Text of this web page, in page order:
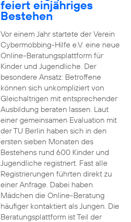
feiert einjähriges
Bestehen
Vor einem Jahr startete der Verein
Cybermobbing-Hilfe e.V. eine neue
Online-Beratungsplattform für
Kinder und Jugendliche. Der
besondere Ansatz: Betroffene
können sich unkompliziert von
Gleichaltrigen mit entsprechender
Ausbildung beraten lassen. Laut
einer gemeinsamen Evaluation mit
der TU Berlin haben sich in den
ersten sieben Monaten des
Bestehens rund 600 Kinder und
Jugendliche registriert. Fast alle
Registrierungen führten direkt zu
einer Anfrage. Dabei haben
Mädchen die Online-Beratung
häufiger kontaktiert als Jungen. Die
Beratungsplattform ist Teil der